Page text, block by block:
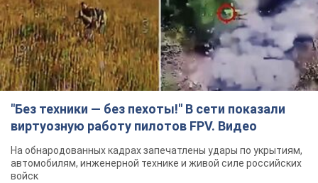
"Без техники — без пехоты!" В сети показали
виртуозную работу пилотов FPV. Видео
На обнародованных кадрах запечатлены удары по укрытиям,
автомобилям, инженерной технике и живой силе российских
войск